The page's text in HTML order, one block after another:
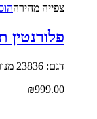
צפייה‬ ‫מהירה‬
פלורנטין
דגם: 23836 מנורת תליה מעוצבת LED 5X30W
₪999.00